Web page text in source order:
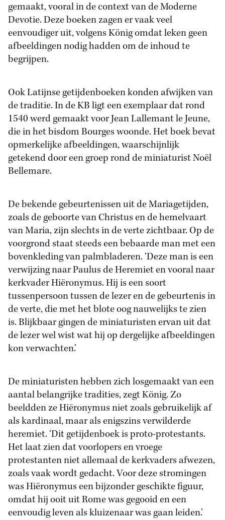
gemaakt, vooral in de context van de Moderne
Devotie. Deze boeken zagen er vaak veel
eenvoudiger uit, volgens König omdat leken geen
afbeeldingen nodig hadden om de inhoud te
begrijpen.
Ook Latijnse getijdenboeken konden afwijken van
de traditie. In de KB ligt een exemplaar dat rond
1540 werd gemaakt voor Jean Lallemant le Jeune,
die in het bisdom Bourges woonde. Het boek bevat
opmerkelijke afbeeldingen, waarschijnlijk
getekend door een groep rond de miniaturist Noël
Bellemare.
De bekende gebeurtenissen uit de Mariagetijden,
zoals de geboorte van Christus en de hemelvaart
van Maria, zijn slechts in de verte zichtbaar. Op de
voorgrond staat steeds een bebaarde man met een
bovenkleding van palmbladeren. ‘Deze man is een
verwijzing naar Paulus de Heremiet en vooral naar
kerkvader Hiëronymus. Hij is een soort
tussenpersoon tussen de lezer en de gebeurtenis in
de verte, die met het blote oog nauwelijks te zien
is. Blijkbaar gingen de miniaturisten ervan uit dat
de lezer wel wist wat hij op dergelijke afbeeldingen
kon verwachten.’
De miniaturisten hebben zich losgemaakt van een
aantal belangrijke tradities, zegt König. Zo
beeldden ze Hiëronymus niet zoals gebruikelijk af
als kardinaal, maar als enigszins verwilderde
heremiet. ‘Dit getijdenboek is proto-protestants.
Het laat zien dat voorlopers en vroege
protestanten niet allemaal de kerkvaders afwezen,
zoals vaak wordt gedacht. Voor deze stromingen
was Hiëronymus een bijzonder geschikte figuur,
omdat hij ooit uit Rome was gegooid en een
eenvoudig leven als kluizenaar was gaan leiden.’